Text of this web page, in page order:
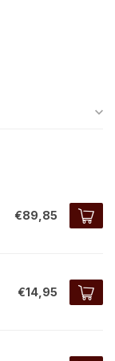
€89,85
€14,95